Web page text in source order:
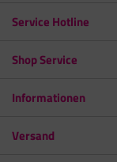
Service Hotline
Shop Service
Informationen
Versand